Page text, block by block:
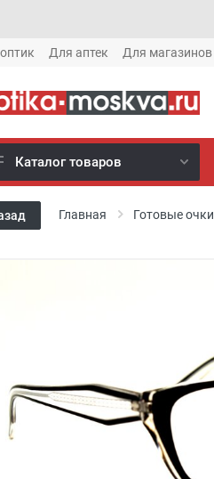
Для аптек Для магазинов
готовые очки (1621)
солнце (1613)
и мешки (1412)
и здоровье (353)
Каталог товаров
Главная Готовые очки